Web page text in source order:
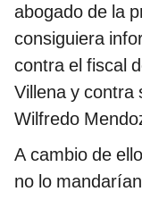
abogado de la
consiguiera
contra el fiscal
Villena y contra
Wilfredo
A cambio de
no lo